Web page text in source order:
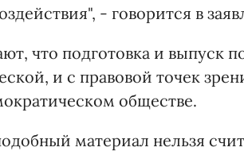
- говорится в
что подготовка и выпуск
и с правовой точек
обществе.
материал нельзя